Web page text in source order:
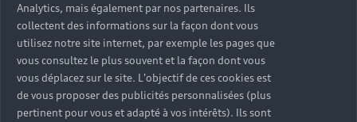
Analytics, mais également par nos partenaires. Ils
collectent des informations sur la façon dont vous
utilisez notre site internet, par exemple les pages que
vous consultez le plus souvent et la façon dont vous
vous déplacez sur le site. L'objectif de ces cookies est
de vous proposer des publicités personnalisées (plus
pertinent pour vous et adapté à vos intérêts). Ils sont